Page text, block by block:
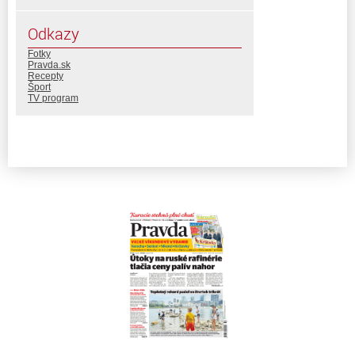
Odkazy
Fotky
Pravda.sk
Recepty
Šport
TV program